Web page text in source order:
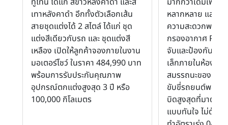
เทาหลังคาดำ อีกทั้งตัวเลือกเส้น
สายชุดแต่งได้ 2 สไตล์ ได้แก่ ชุด
แต่งสีเดียวกับรถ และ ชุดแต่งสี
เหลือง เปิดให้ลูกค้าจองภายในงาน
มอเตอร์โชว์ ในราคา 484,990 บาท
พร้อมการรับประกันคุณภาพ
อุปกรณ์ตกแต่งสูงสุด 3 ปี หรือ
100,000 กิโลเมตร
หลากหลาย และอุ
ความสะดวกพร้อ
กรองอากาศ PM
จับและป้องกัน ฝุ่น
เล็กภายในห้องโด
สมรรถนะของ EV
ขับขี่รถยนต์พลังง
บิดสูงสุดที่มาตั้งแ
แบบทันใจ ไม่ต้อง